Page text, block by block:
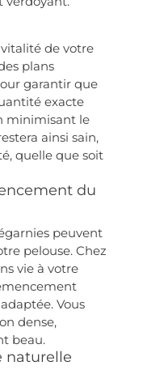
vitalité de votre
plans
garantir que
exacte
minimisant le
ainsi sain,
quelle que soit
du
peuvent
pelouse. Chez
vie à votre
Vous
dense,
beau.
naturelle